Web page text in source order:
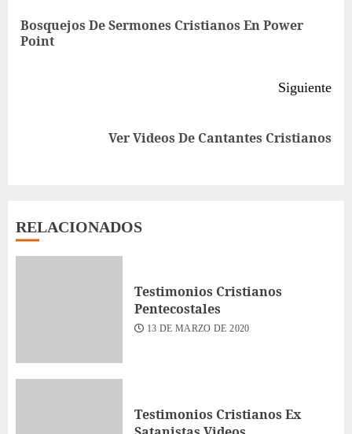
leyendo
Bosquejos De Sermones Cristianos En Power
Point
Siguiente
Ver Videos De Cantantes Cristianos
RELACIONADOS
Testimonios Cristianos
Pentecostales
13 DE MARZO DE 2020
Testimonios Cristianos Ex